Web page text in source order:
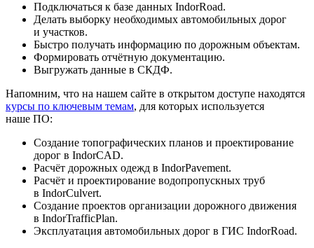
Подключаться к базе данных IndorRoad.
Делать выборку необходимых автомобильных дорог
и участков.
Быстро получать информацию по дорожным объектам.
Формировать отчётную документацию.
Выгружать данные в СКДФ.
Напомним, что на нашем сайте в открытом доступе находятся
курсы по ключевым темам, для которых используется
наше ПО:
Cоздание топографических планов и проектирование
дорог в IndorCAD.
Расчёт дорожных одежд в IndorPavement.
Расчёт и проектирование водопропускных труб
в IndorCulvert.
Создание проектов организации дорожного движения
в IndorTrafficPlan.
Эксплуатация автомобильных дорог в ГИС IndorRoad.